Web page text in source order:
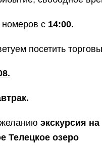
с 14:00.
посетить
экскурсия на
Телецкое озеро